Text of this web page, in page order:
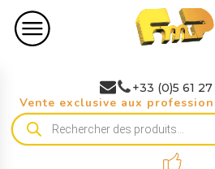
+33 (0)5 61 27
Vente exclusive aux
Recherche
de